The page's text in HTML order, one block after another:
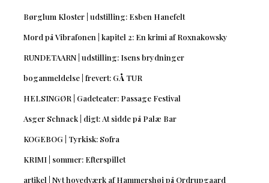
Børglum Kloster | udstilling: Esben Hanefelt
Mord på Vibrafonen | kapitel 2: En krimi af Roxnakowsky
RUNDETAARN | udstilling: Isens brydninger
boganmeldelse | frevert: GÅ TUR
HELSINGØR | Gadeteater: Passage Festival
Asger Schnack | digt: At sidde på Palæ Bar
KOGEBOG | Tyrkisk: Sofra
KRIMI | sommer: Efterspillet
artikel | Nyt hovedværk af Hammershøi på Ordrupgaard